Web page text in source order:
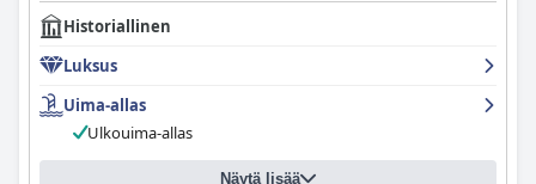
Historiallinen
Luksus
Uima-allas
Ulkouima-allas
Näytä lisää